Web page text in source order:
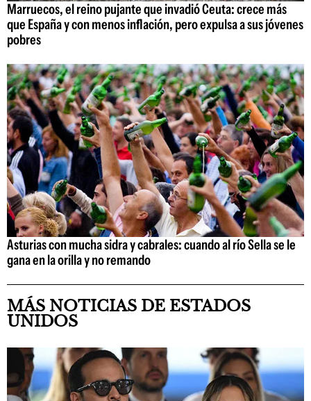
Marruecos, el reino pujante que invadió Ceuta: crece más
que España y con menos inflación, pero expulsa a sus jóvenes
pobres
Asturias con mucha sidra y cabrales: cuando al río Sella se le
gana en la orilla y no remando
MÁS NOTICIAS DE ESTADOS
UNIDOS